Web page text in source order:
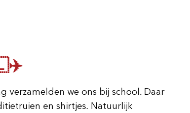
verzamelden we ons bij school. Daar
en shirtjes. Natuurlijk